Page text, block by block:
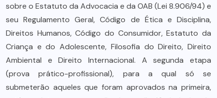
sobre o Estatuto da Advocacia e da OAB (Lei 8.906/94) e
seu Regulamento Geral, Código de Ética e Disciplina,
Direitos Humanos, Código do Consumidor, Estatuto da
Criança e do Adolescente, Filosofia do Direito, Direito
Ambiental e Direito Internacional. A segunda etapa
(prova prático-profissional), para a qual só se
submeterão aqueles que foram aprovados na primeira,